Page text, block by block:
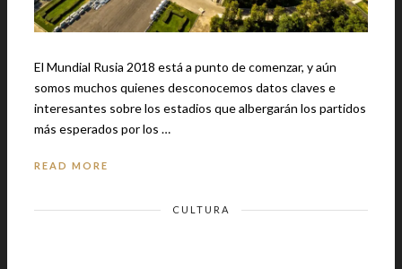
El Mundial Rusia 2018 está a punto de comenzar, y aún
somos muchos quienes desconocemos datos claves e
interesantes sobre los estadios que albergarán los partidos
más esperados por los …
READ MORE
CULTURA